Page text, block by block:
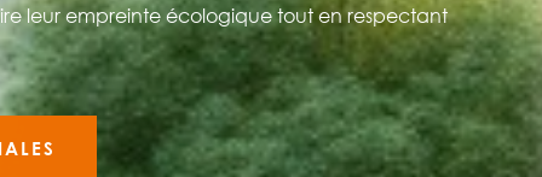
leur empreinte écologique tout en respectant